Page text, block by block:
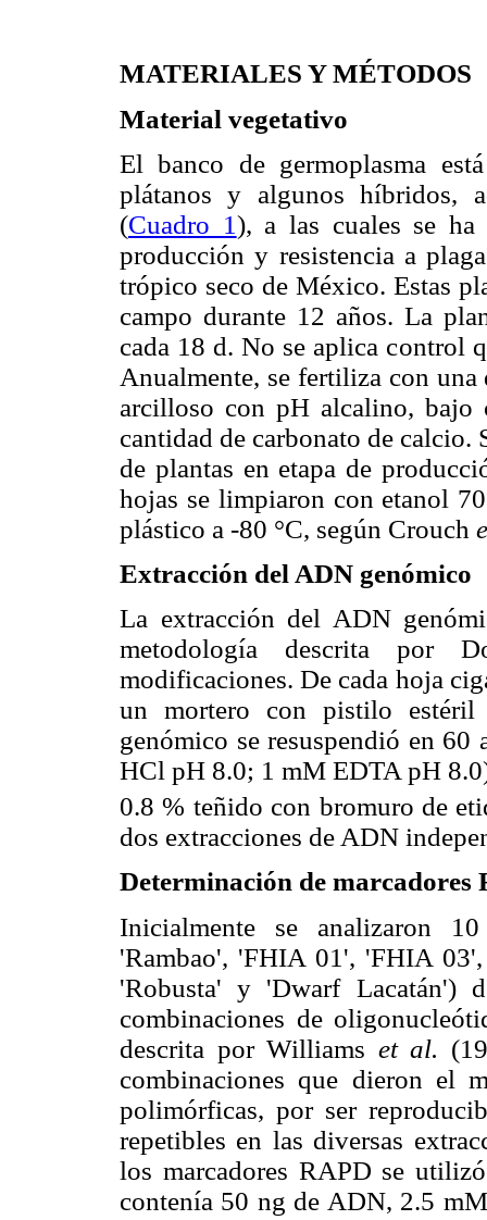
MATERIALES Y MÉTODOS
Material vegetativo
El banco de germoplasma
plátanos y algunos híbridos,
(Cuadro 1), a las cuales se ha
producción y resistencia a
trópico seco de México. Estas
campo durante 12 años. La
cada 18 d. No se aplica control
Anualmente, se fertiliza con
arcilloso con pH alcalino,
cantidad de carbonato de
de plantas en etapa de
hojas se limpiaron con etanol
plástico a -80 °C, según Crouch
Extracción del ADN genómico
La extracción del ADN
metodología descrita por
modificaciones. De cada hoja
un mortero con pistilo
genómico se resuspendió en
HCl pH 8.0; 1 mM EDTA pH
0.8 % teñido con bromuro de
dos extracciones de ADN
Determinación de marcadores
Inicialmente se analizaron
'Rambao', 'FHIA 01', 'FHIA
'Robusta' y 'Dwarf Lacatán')
combinaciones de
descrita por Williams et al.
combinaciones que dieron el
polimórficas, por ser
repetibles en las diversas
los marcadores RAPD se
contenía 50 ng de ADN, 2.5